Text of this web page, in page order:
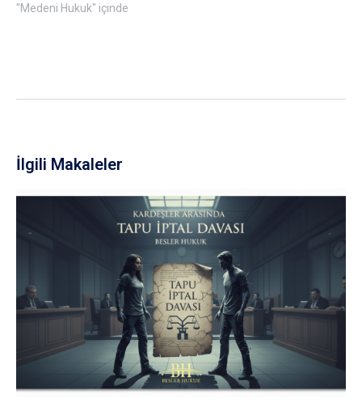
"Medeni Hukuk" içinde
İlgili Makaleler